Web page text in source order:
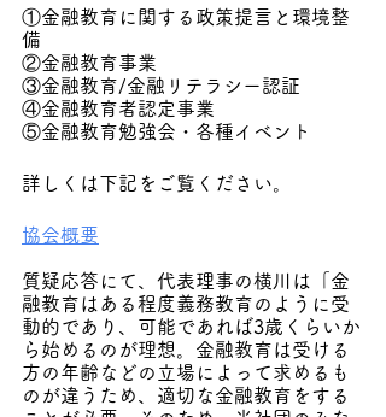
①金融教育に関する政策提言と環境整
備
②金融教育事業
③金融教育/金融リテラシー認証
④金融教育者認定事業
⑤金融教育勉強会・各種イベント
詳しくは下記をご覧ください。
協会概要
質疑応答にて、代表理事の横川は「金
融教育はある程度義務教育のように受
動的であり、可能であれば3歳くらいか
ら始めるのが理想。金融教育は受ける
方の年齢などの立場によって求めるも
のが違うため、適切な金融教育をする